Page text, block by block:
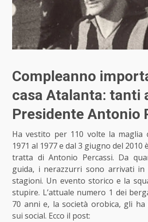
Compleanno
casa Atalanta: tanti
Presidente Antonio
Ha vestito per 110 volte la maglia
1971 al 1977 e dal 3 giugno del 2010
tratta di Antonio Percassi. Da
guida, i nerazzurri sono arrivati in
stagioni. Un evento storico e la
stupire. L’attuale numero 1 dei
70 anni e, la società orobica, gli
sui social. Ecco il post: